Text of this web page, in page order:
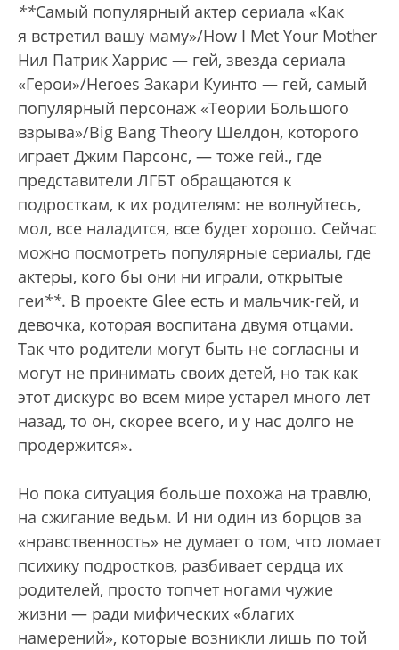
**Самый популярный актер сериала «Как
я встретил вашу маму»/How I Met Your Mother
Нил Патрик Харрис — гей, звезда сериала
«Герои»/Heroes Закари Куинто — гей, самый
популярный персонаж «Теории Большого
взрыва»/Big Bang Theory Шелдон, которого
играет Джим Парсонс, — тоже гей., где
представители ЛГБТ обращаются к
подросткам, к их родителям: не волнуйтесь,
мол, все наладится, все будет хорошо. Сейчас
можно посмотреть популярные сериалы, где
актеры, кого бы они ни играли, открытые
геи**. В проекте Glee есть и мальчик-гей, и
девочка, которая воспитана двумя отцами.
Так что родители могут быть не согласны и
могут не принимать своих детей, но так как
этот дискурс во всем мире устарел много лет
назад, то он, скорее всего, и у нас долго не
продержится».
Но пока ситуация больше похожа на травлю,
на сжигание ведьм. И ни один из борцов за
«нравственность» не думает о том, что ломает
психику подростков, разбивает сердца их
родителей, просто топчет ногами чужие
жизни — ради мифических «благих
намерений», которые возникли лишь по той